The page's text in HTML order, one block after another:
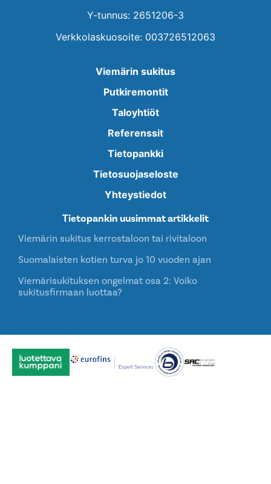
Y-tunnus: 2651206-3
Verkkolaskuosoite: 003726512063
Viemärin sukitus
Putkiremontit
Taloyhtiöt
Referenssit
Tietopankki
Tietosuojaseloste
Yhteystiedot
Tietopankin uusimmat artikkelit
Viemärin sukitus kerrostaloon tai rivitaloon
Suomalaisten kotien turva jo 10 vuoden ajan
Viemärisukituksen ongelmat osa 2: Voiko
sukitusfirmaan luottaa?